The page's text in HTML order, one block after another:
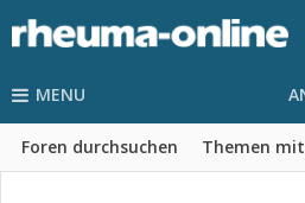
MENU
Foren durchsuchen Themen